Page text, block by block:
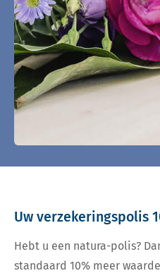
Uw verzekeringspolis
Hebt u een natura-polis?
standaard 10% meer